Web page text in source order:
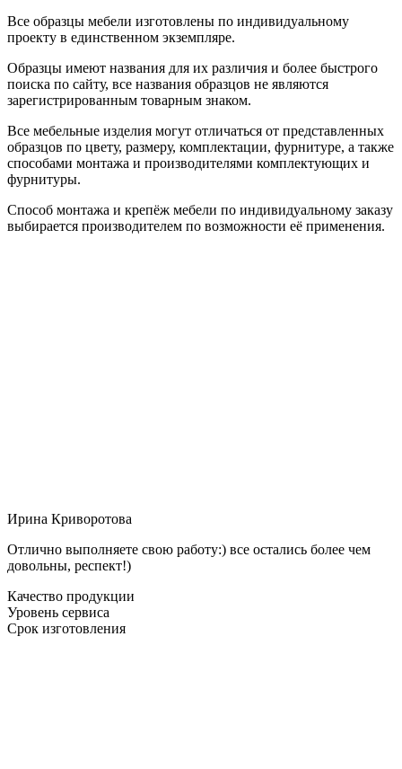
Все образцы мебели изготовлены по индивидуальному
проекту в единственном экземпляре.
Образцы имеют названия для их различия и более быстрого
поиска по сайту, все названия образцов не являются
зарегистрированным товарным знаком.
Все мебельные изделия могут отличаться от представленных
образцов по цвету, размеру, комплектации, фурнитуре, а также
способами монтажа и производителями комплектующих и
фурнитуры.
Способ монтажа и крепёж мебели по индивидуальному заказу
выбирается производителем по возможности её применения.
Ирина Криворотова
Отлично выполняете свою работу:) все остались более чем
довольны, респект!)
Качество продукции
Уровень сервиса
Срок изготовления